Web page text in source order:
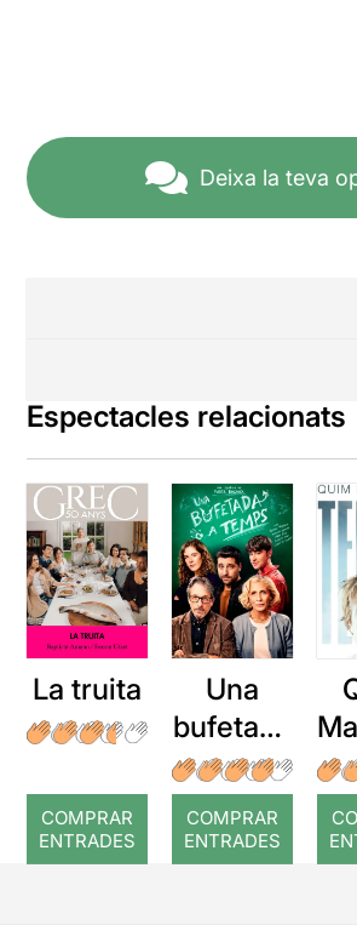
Deixa la teva
Espectacles relacionats
La truita
COMPRAR
ENTRADES
Una
bufetada
a temps
COMPRAR
ENTRADES
r: